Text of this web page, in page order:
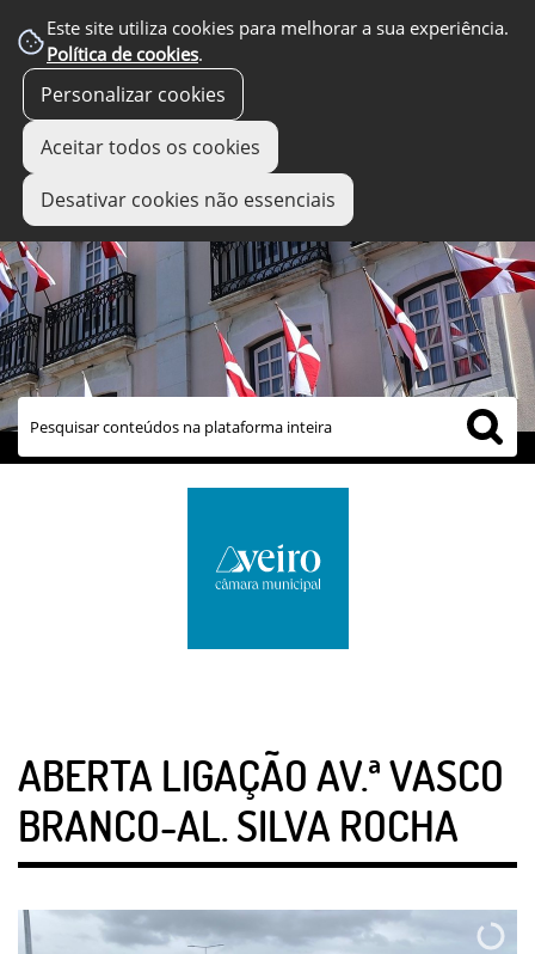
Este site utiliza cookies para melhorar a sua experiência.
Política de cookies.
Personalizar cookies
Aceitar todos os cookies
Desativar cookies não essenciais
links úteis
ABERTA LIGAÇÃO AV.ª VASCO
BRANCO-AL. SILVA ROCHA